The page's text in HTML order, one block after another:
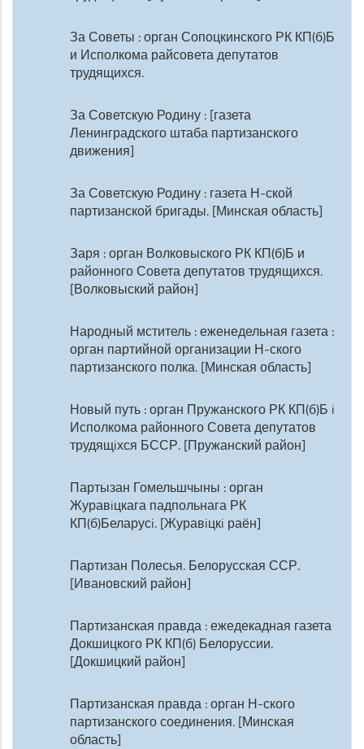
За Советы : орган Сопоцкинского РК КП(б)Б
и Исполкома райсовета депутатов
трудящихся.
За Советскую Родину : [газета
Ленинградского штаба партизанского
движения]
За Советскую Родину : газета Н-ской
партизанской бригады. [Минская область]
Заря : орган Волковыского РК КП(б)Б и
районного Совета депутатов трудящихся.
[Волковыский район]
Народный мститель : еженедельная газета :
орган партийной организации Н-ского
партизанского полка. [Минская область]
Новый путь : орган Пружанского РК КП(б)Б i
Исполкома районного Совета депутатов
трудящiхся БССР. [Пружанский район]
Партызан Гомельшчыны : орган
Журавiцкага падпольнага РК
КП(б)Беларусi. [Журавiцкi раён]
Партизан Полесья. Белорусская ССР.
[Ивановский район]
Партизанская правда : ежедекадная газета
Докшицкого РК КП(б) Белоруссии.
[Докшицкий район]
Партизанская правда : орган Н-ского
партизанского соединения. [Минская
область]